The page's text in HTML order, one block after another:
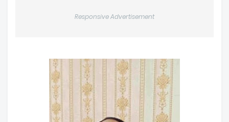
Responsive Advertisement